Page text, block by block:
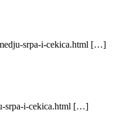
srpa-i-cekica.html […]
srpa-i-cekica.html […]